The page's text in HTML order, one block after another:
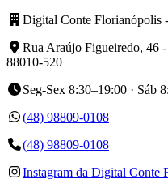
Digital Conte Florianópolis
Rua Araújo Figueiredo, 46
88010-520
Seg-Sex 8:30–19:00 · Sáb
(48) 98809-0108
(48) 98809-0108
Instagram da Digital Conte